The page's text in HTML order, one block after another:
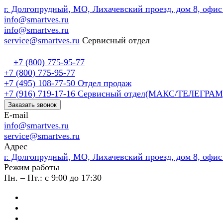
г. Долгопрудный, МО, Лихачевский проезд, дом 8,
info@smartves.ru
info@smartves.ru
service@smartves.ru Сервисный отдел
+7 (800) 775-95-77
+7 (800) 775-95-77
+7 (495) 108-77-50 Отдел продаж
+7 (916) 719-17-16 Сервисный отдел(МАКС/
Заказать звонок
E-mail
info@smartves.ru
service@smartves.ru
Адрес
г. Долгопрудный, МО, Лихачевский проезд, дом 8,
Режим работы
Пн. – Пт.: с 9:00 до 17:30